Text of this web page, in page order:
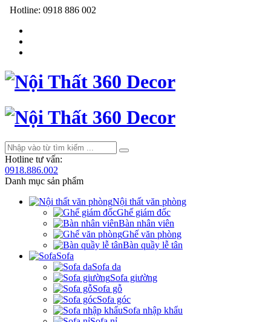
Hotline: 0918 886 002
Hotline tư vấn:
0918.886.002
Danh mục sản phẩm
Nội thất văn phòng
Ghế giám đốc
Bàn nhân viên
Ghế văn phòng
Bàn quầy lễ tân
Sofa
Sofa da
Sofa giường
Sofa gỗ
Sofa góc
Sofa nhập khẩu